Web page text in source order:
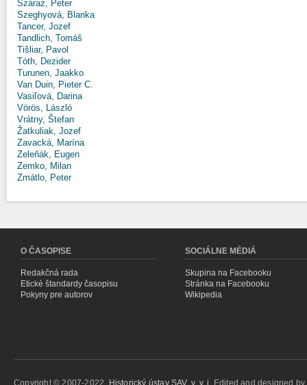
Száraz, Peter
Szeghyová, Blanka
Tancer, Jozef
Tandlich, Tomáš
Tišliar, Pavol
Tóth, Dezider
Turunen, Jaakko
Van Duin, Pieter C.
Vasiľová, Darina
Vörös, László
Vrátny, Štefan
Žatkuliak, Jozef
Zavacká, Marína
Zeleňák, Eugen
Zemko, Milan
Zmátlo, Peter
O ČASOPISE
Redakčná rada
Etické štandardy časopisu
Pokyny pre autorov
SOCIÁLNE MÉDIÁ
Skupina na Facebooku
Stránka na Facebooku
Wikipedia